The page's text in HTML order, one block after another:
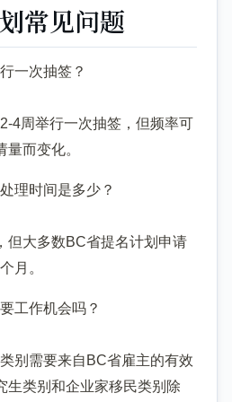
常见问题
一次抽签？
4周举行一次抽签，但频率可
而变化。
理时间是多少？
但大多数BC省提名计划申请
月。
工作机会吗？
别需要来自BC省雇主的有效
生类别和企业家移民类别除